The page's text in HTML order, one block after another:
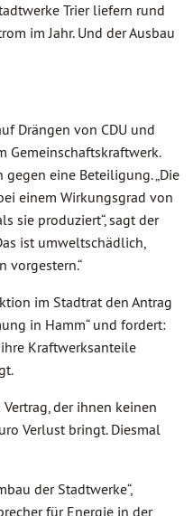
Trier liefern rund
im Jahr. Und der Ausbau
Drängen von CDU und
Gemeinschaftskraftwerk.
gegen eine Beteiligung. „Die
einem Wirkungsgrad von
sie produziert“, sagt der
ist umweltschädlich,
vorgestern.“
im Stadtrat den Antrag
in Hamm“ und fordert:
Kraftwerksanteile
der ihnen keinen
Verlust bringt. Diesmal
der Stadtwerke“,
für Energie in der